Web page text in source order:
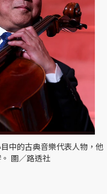
中的古典音樂代表人物，他
圖／路透社